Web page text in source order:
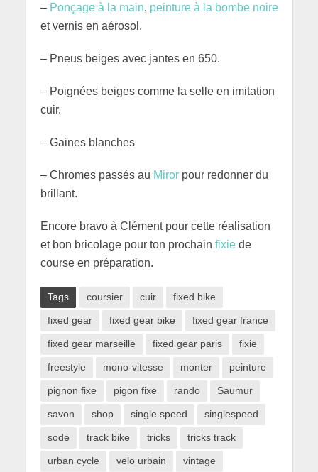
– Ponçage à la main, peinture à la bombe noire
et vernis en aérosol.
– Pneus beiges avec jantes en 650.
– Poignées beiges comme la selle en imitation
cuir.
– Gaines blanches
– Chromes passés au Mirorpour redonner du
brillant.
Encore bravo à Clément pour cette réalisation
et bon bricolage pour ton prochain fixiede
course en préparation.
Tags coursier cuir fixed bike
fixed gear fixed gear bike fixed gear france
fixed gear marseille fixed gear paris fixie
freestyle mono-vitesse monter peinture
pignon fixe pigon fixe rando Saumur
savon shop single speed singlespeed
sode track bike tricks tricks track
urban cycle velo urbain vintage